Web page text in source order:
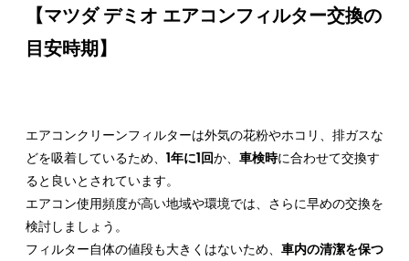
【マツダ デミオ エアコンフィルター交換の
目安時期】
エアコンクリーンフィルターは外気の花粉やホコリ、排ガスな
どを吸着しているため、 1年に1回か、 車検時に合わせて交換す
ると良いとされています。
エアコン使用頻度が高い地域や環境では、さらに早めの交換を
検討しましょう。
フィルター自体の値段も大きくはないため、 車内の清潔を保つ